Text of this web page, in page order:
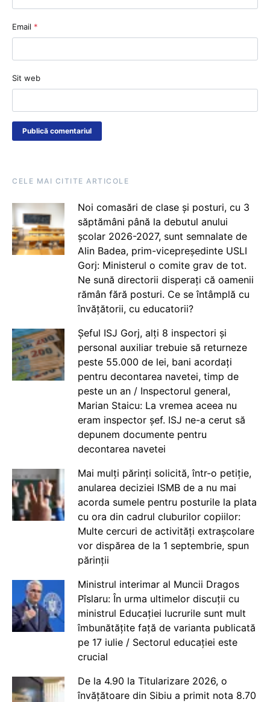
Email *
Sit web
CELE MAI CITITE ARTICOLE
Noi comasări de clase și posturi, cu 3
săptămâni până la debutul anului
școlar 2026-2027, sunt semnalate de
Alin Badea, prim-vicepreședinte USLI
Gorj: Ministerul o comite grav de tot.
Ne sună directorii disperați că oamenii
rămân fără posturi. Ce se întâmplă cu
învățătorii, cu educatorii?
Șeful ISJ Gorj, alți 8 inspectori și
personal auxiliar trebuie să returneze
peste 55.000 de lei, bani acordați
pentru decontarea navetei, timp de
peste un an / Inspectorul general,
Marian Staicu: La vremea aceea nu
eram inspector șef. ISJ ne-a cerut să
depunem documente pentru
decontarea navetei
Mai mulți părinți solicită, într-o petiție,
anularea deciziei ISMB de a nu mai
acorda sumele pentru posturile la plata
cu ora din cadrul cluburilor copiilor:
Multe cercuri de activități extrașcolare
vor dispărea de la 1 septembrie, spun
părinții
Ministrul interimar al Muncii Dragos
Pîslaru: În urma ultimelor discuții cu
ministrul Educației lucrurile sunt mult
îmbunătățite față de varianta publicată
pe 17 iulie / Sectorul educației este
crucial
De la 4.90 la Titularizare 2026, o
învățătoare din Sibiu a primit nota 8.70